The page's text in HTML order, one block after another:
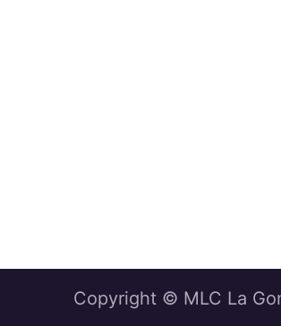
Copyright © MLC La